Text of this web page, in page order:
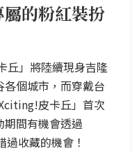
的粉紅裝扮
丘」將陸續現身吉隆
個城市，而穿戴台
皮卡丘」首次
間有機會透過
過收藏的機會！